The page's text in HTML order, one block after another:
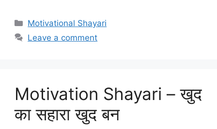
Categories
Motivational Shayari
Leave a comment
Motivation Shayari – खुद
का सहारा खुद बन